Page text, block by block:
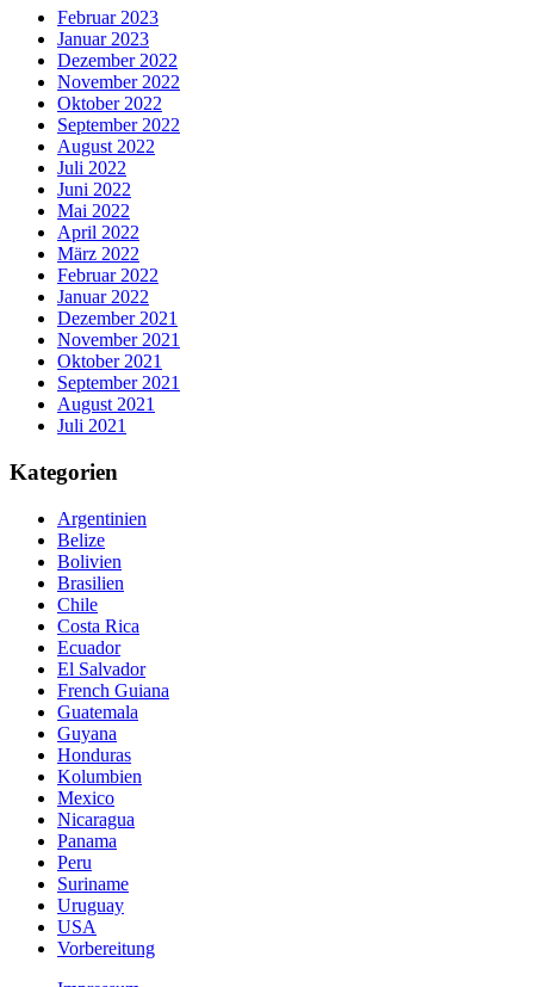
Februar 2023
Januar 2023
Dezember 2022
November 2022
Oktober 2022
September 2022
August 2022
Juli 2022
Juni 2022
Mai 2022
April 2022
März 2022
Februar 2022
Januar 2022
Dezember 2021
November 2021
Oktober 2021
September 2021
August 2021
Juli 2021
Kategorien
Argentinien
Belize
Bolivien
Brasilien
Chile
Costa Rica
Ecuador
El Salvador
French Guiana
Guatemala
Guyana
Honduras
Kolumbien
Mexico
Nicaragua
Panama
Peru
Suriname
Uruguay
USA
Vorbereitung